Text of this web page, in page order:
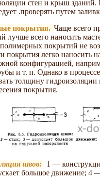
стен и крыш зданий.
.проверять путем
покрытия. Чаще всего
лучше всего наносить
покрытий не
покрытия легко наносить
конфигурацией,
и т. п. Однако в
толщину гидроизоляции
покрытия.
швов:
1 —
большое движение; 4